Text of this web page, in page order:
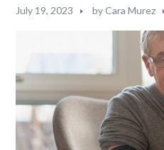
July 19, 2023 byCara Murez